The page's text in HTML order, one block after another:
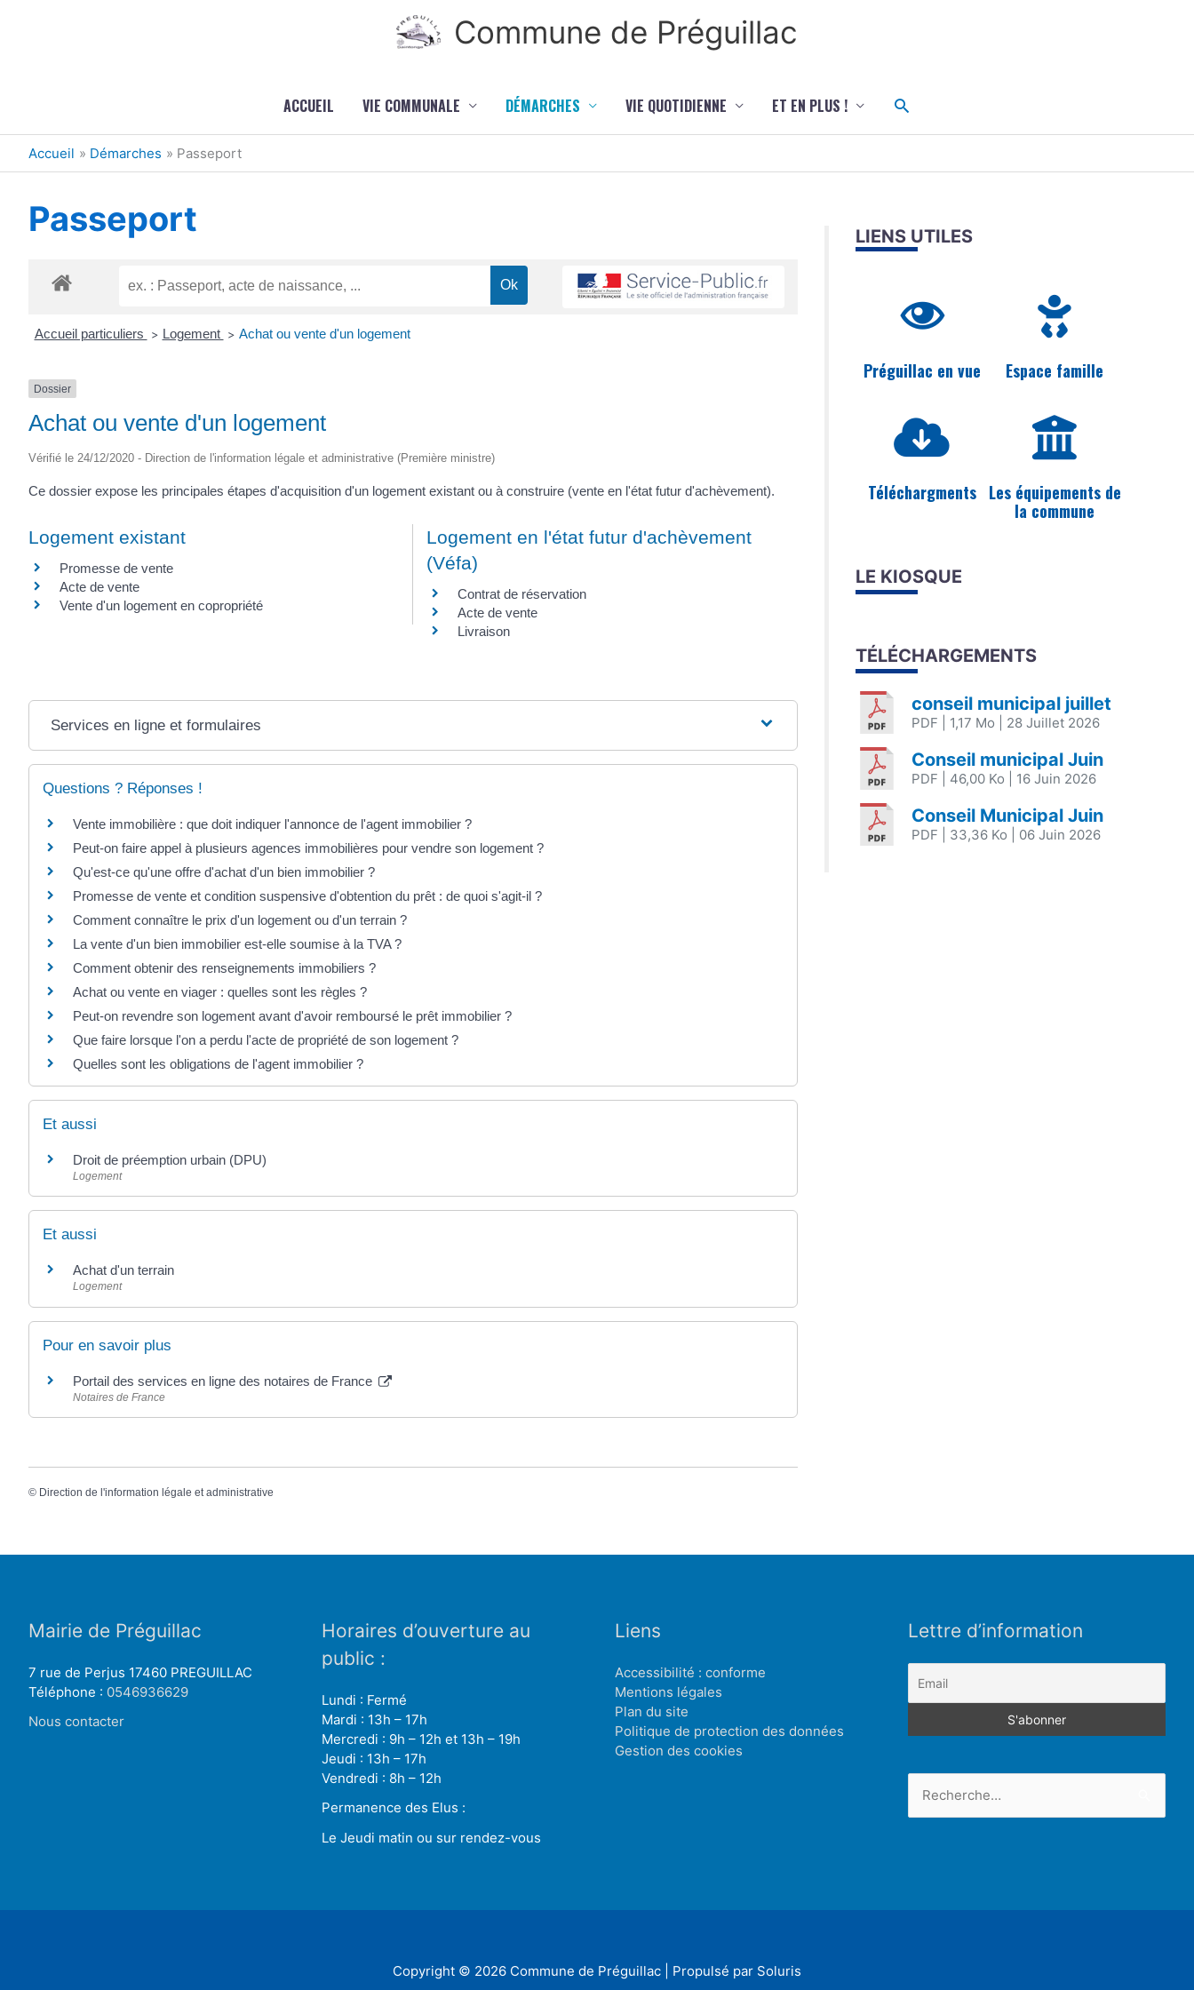
Commune de Préguillac
ACCUEIL VIE COMMUNALE DÉMARCHES VIE QUOTIDIENNE ET EN PLUS ! Rechercher
Accueil Démarches Passeport
Passeport
Accueil particuliers > Logement > Achat ou vente d'un logement
Dossier
Achat ou vente d'un logement
Vérifié le 24/12/2020 - Direction de l'information légale et administrative (Première ministre)
Ce dossier expose les principales étapes d'acquisition d'un logement existant ou à construire (vente en l'état futur d'achèvement).
Logement existant
Promesse de vente
Acte de vente
Vente d'un logement en copropriété
Logement en l'état futur d'achèvement
(Véfa)
Contrat de réservation
Acte de vente
Livraison
Services en ligne et formulaires
Questions ? Réponses !
Vente immobilière : que doit indiquer l'annonce de l'agent immobilier ?
Peut-on faire appel à plusieurs agences immobilières pour vendre son logement ?
Qu'est-ce qu'une offre d'achat d'un bien immobilier ?
Promesse de vente et condition suspensive d'obtention du prêt : de quoi s'agit-il ?
Comment connaître le prix d'un logement ou d'un terrain ?
La vente d'un bien immobilier est-elle soumise à la TVA ?
Comment obtenir des renseignements immobiliers ?
Achat ou vente en viager : quelles sont les règles ?
Peut-on revendre son logement avant d'avoir remboursé le prêt immobilier ?
Que faire lorsque l'on a perdu l'acte de propriété de son logement ?
Quelles sont les obligations de l'agent immobilier ?
Et aussi
Droit de préemption urbain (DPU)
Logement
Et aussi
Achat d'un terrain
Logement
Pour en savoir plus
Portail des services en ligne des notaires de France
Notaires de France
© Direction de l'information légale et administrative
LIENS UTILES
Préguillac en vue Espace famille
Téléchargments Les équipements de
la commune
LE KIOSQUE
TÉLÉCHARGEMENTS
conseil municipal juillet
PDF | 1,17 Mo | 28 Juillet 2026
Conseil municipal Juin
PDF | 46,00 Ko | 16 Juin 2026
Conseil Municipal Juin
PDF | 33,36 Ko | 06 Juin 2026
Mairie de Préguillac
7 rue de Perjus 17460 PREGUILLAC
Téléphone : 0546936629
Nous contacter
Horaires d’ouverture au
public :
Lundi : Fermé
Mardi : 13h – 17h
Mercredi : 9h – 12h et 13h – 19h
Jeudi : 13h – 17h
Vendredi : 8h – 12h
Permanence des Elus :
Le Jeudi matin ou sur rendez-vous
Liens
Accessibilité : conforme
Mentions légales
Plan du site
Politique de protection des données
Gestion des cookies
Lettre d’information
Copyright © 2026 Commune de Préguillac | Propulsé par Soluris